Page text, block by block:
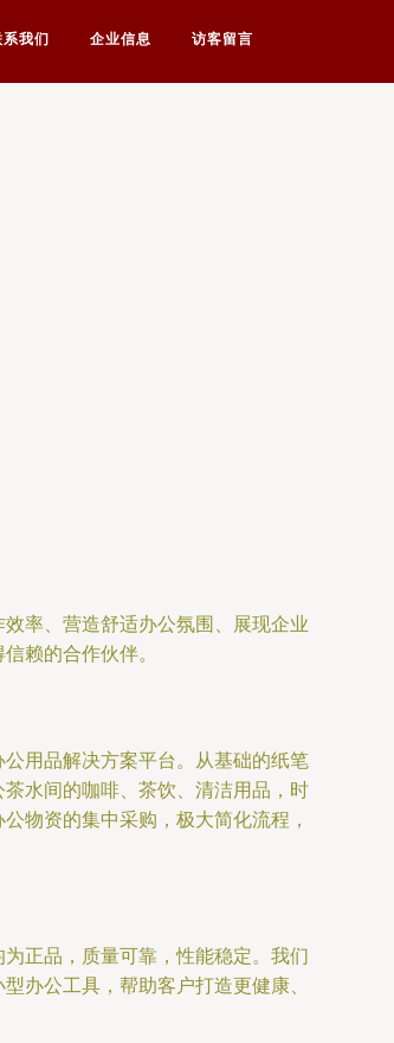
系我们 企业信息 访客留言
率、营造舒适办公氛围、展现企业
赖的合作伙伴。
用品解决方案平台。从基础的纸笔
水间的咖啡、茶饮、清洁用品，时
物资的集中采购，极大简化流程，
正品，质量可靠，性能稳定。我们
办公工具，帮助客户打造更健康、